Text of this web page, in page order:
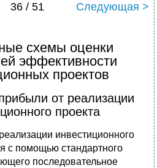
36 / 51 Следующая >
схемы оценки
эффективности
проектов
от реализации
проекта
инвестиционного
с помощью стандартного
последовательное